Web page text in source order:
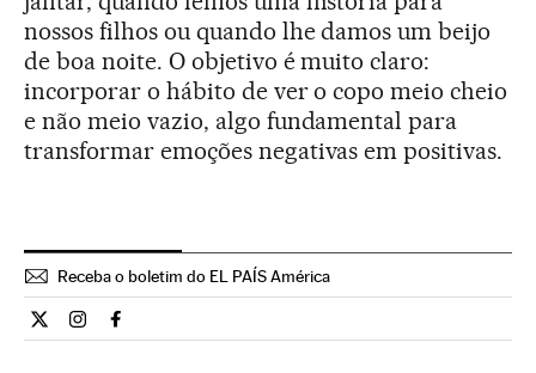
nossos filhos ou quando lhe damos um beijo
de boa noite. O objetivo é muito claro:
incorporar o hábito de ver o copo meio cheio
e não meio vazio, algo fundamental para
transformar emoções negativas em positivas.
Receba o boletim do EL PAÍS América
Estilo El País Brasil en Twitter
Estilo El País Brasil en Instagram
Estilo El País Brasil en Facebook